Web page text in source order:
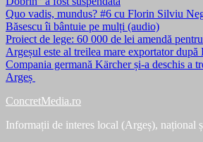
Quo vadis, mundus? #6 cu Florin Silviu
Băsescu îi bântuie pe mulți (audio)
Proiect de lege: 60 000 de lei amendă
Argeșul este al treilea mare exportator
Compania germană Kärcher și-a deschis a
Argeș
ConcretMedia.ro
Informații de interes local (Argeș), național